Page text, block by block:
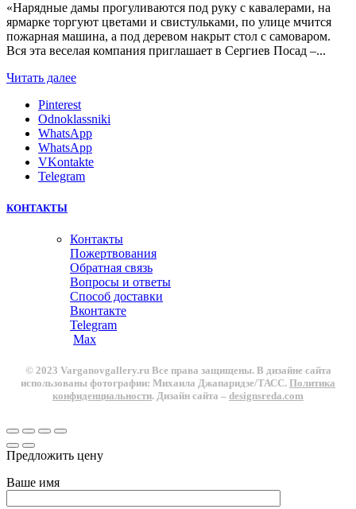
«Нарядные дамы прогуливаются под руку с кавалерами, на
ярмарке торгуют цветами и свистульками, по улице мчится
пожарная машина, а под деревом накрыт стол с самоваром.
Вся эта веселая компания приглашает в Сергиев Посад –...
Читать далее
Pinterest
Odnoklassniki
WhatsApp
WhatsApp
VKontakte
Telegram
КОНТАКТЫ
Контакты
Пожертвования
Обратная связь
Вопросы и ответы
Способ доставки
Вконтакте
Telegram
Max
© 2023 Varganovgallery.ru Все права защищены. В дизайне сайта
использованы фотографии: Михаила Джапаридзе/ТАСС. Политика
конфиденциальности. Дизайн сайта – designsreda.com
Предложить цену
Ваше имя